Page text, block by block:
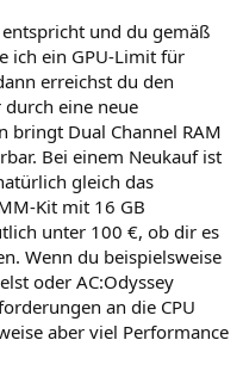
und du gemäß
ich ein GPU-Limit für
erreichst du den
eine neue
bringt Dual Channel RAM
Bei einem Neukauf ist
gleich das
Kit mit 16 GB
unter 100 €, ob dir es
Wenn du beispielsweise
oder AC:Odyssey
an die CPU
aber viel Performance